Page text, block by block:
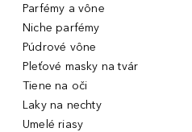
Parfémy a vône
Niche parfémy
Púdrové vône
Pleťové masky na tvár
Tiene na oči
Laky na nechty
Umelé riasy